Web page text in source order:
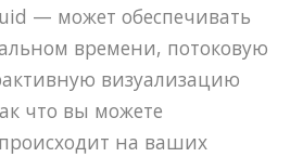
— может обеспечивать
времени, потоковую
визуализацию
что вы можете
на ваших